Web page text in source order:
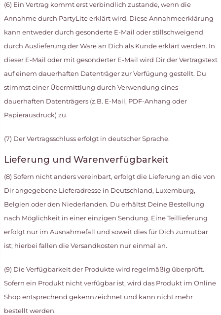
(6) Ein Vertrag kommt erst verbindlich zustande, wenn die
Annahme durch PartyLite erklärt wird. Diese Annahmeerklärung
kann entweder durch gesonderte E-Mail oder stillschweigend
durch Auslieferung der Ware an Dich als Kunde erklärt werden. In
dieser E-Mail oder mit gesonderter E-Mail wird Dir der Vertragstext
auf einem dauerhaften Datenträger zur Verfügung gestellt. Du
stimmst einer Übermittlung durch Verwendung eines
dauerhaften Datenträgers (z.B. E-Mail, PDF-Anhang oder
Papierausdruck) zu.
(7) Der Vertragsschluss erfolgt in deutscher Sprache.
Lieferung und Warenverfügbarkeit
(8) Sofern nicht anders vereinbart, erfolgt die Lieferung an die von
Dir angegebene Lieferadresse in Deutschland, Luxemburg,
Belgien oder den Niederlanden. Du erhältst Deine Bestellung
nach Möglichkeit in einer einzigen Sendung. Eine Teillieferung
erfolgt nur im Ausnahmefall und soweit dies für Dich zumutbar
ist; hierbei fallen die Versandkosten nur einmal an.
(9) Die Verfügbarkeit der Produkte wird regelmäßig überprüft.
Sofern ein Produkt nicht verfügbar ist, wird das Produkt im Online
Shop entsprechend gekennzeichnet und kann nicht mehr
bestellt werden.